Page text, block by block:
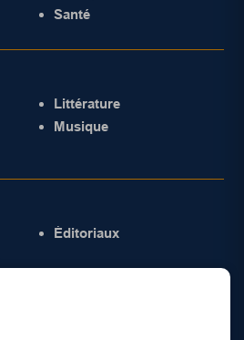
Santé
Littérature
Musique
Éditoriaux